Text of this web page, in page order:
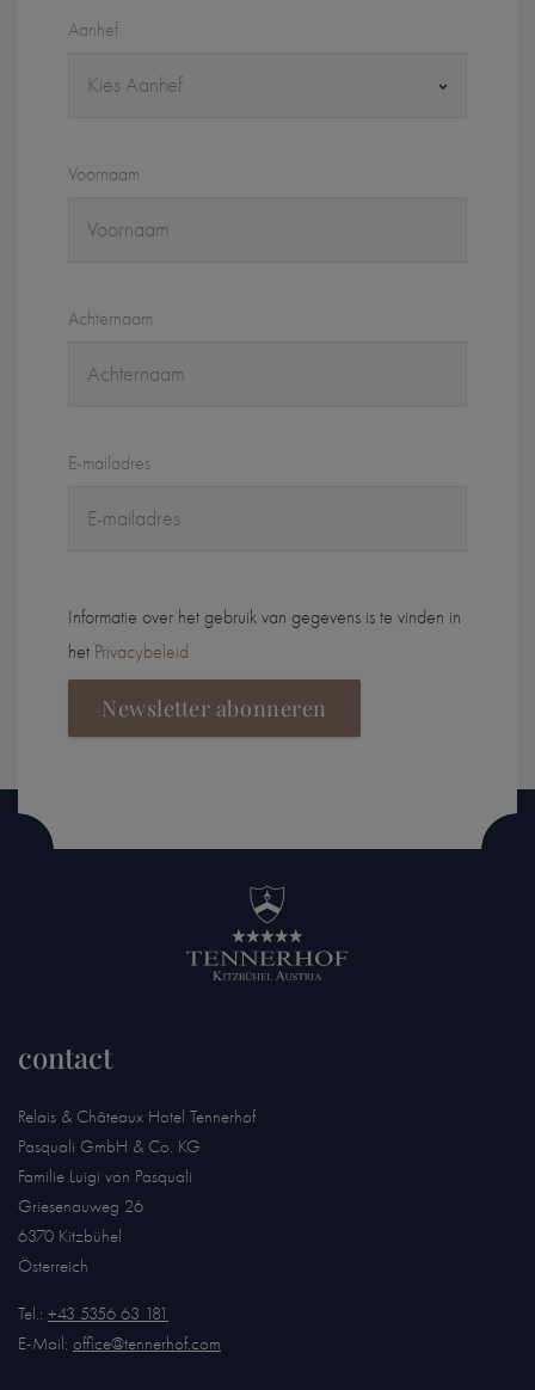
Aanhef
Voornaam
Achternaam
E-mailadres
Informatie over het gebruik van gegevens is te vinden in
het Privacybeleid
Newsletter abonneren
contact
Relais & Châteaux Hotel Tennerhof
Pasquali GmbH & Co. KG
Familie Luigi von Pasquali
Griesenauweg 26
6370 Kitzbühel
Österreich
Tel.: +43 5356 63 181
E-Mail: office@tennerhof.com